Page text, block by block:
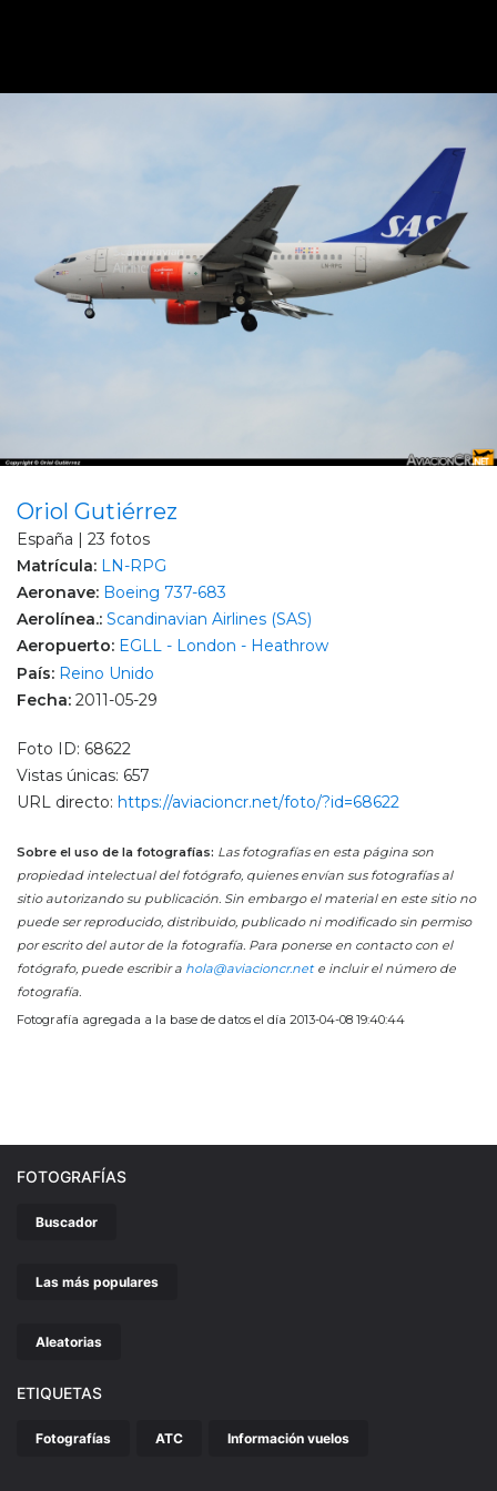
Oriol Gutiérrez
España | 23 fotos
Matrícula: LN-RPG
Aeronave: Boeing 737-683
Aerolínea.: Scandinavian Airlines (SAS)
Aeropuerto: EGLL - London - Heathrow
País: Reino Unido
Fecha: 2011-05-29
Foto ID: 68622
Vistas únicas: 657
URL directo: https://aviacioncr.net/foto/?id=68622
Sobre el uso de la fotografías: Las fotografías en esta página son
propiedad intelectual del fotógrafo, quienes envían sus fotografías al
sitio autorizando su publicación. Sin embargo el material en este sitio no
puede ser reproducido, distribuido, publicado ni modificado sin permiso
por escrito del autor de la fotografía. Para ponerse en contacto con el
fotógrafo, puede escribir a hola@aviacioncr.nete incluir el número de
fotografía.
Fotografía agregada a la base de datos el día 2013-04-08 19:40:44
FOTOGRAFÍAS
Buscador
Las más populares
Aleatorias
ETIQUETAS
Fotografías ATC Información vuelos